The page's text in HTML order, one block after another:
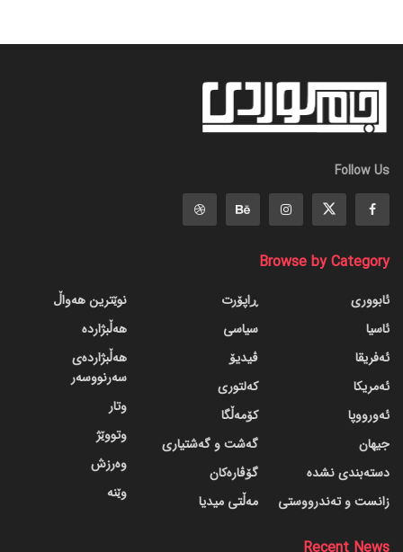
Follow Us
Browse by Category
ئابووری
ئاسیا
ئەفریقا
ئەمریکا
ئەورووپا
جیهان
دسته‌بندی نشده
زانست و تەندرووستی
ڕاپۆرت
سیاسی
ڤیدیۆ
کەلتوری
کۆمەڵگا
گه‌شت و گه‌شتیاری
گۆڤاره‌کان
مەڵتی میدیا
نوێترین هەواڵ
هەڵبژاردە
هەڵبژاردەی
سەرنووسەر
وتار
وتووێژ
وەرزش
وێنە